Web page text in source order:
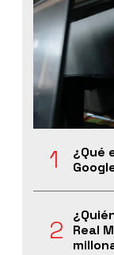
¿Qué
Real